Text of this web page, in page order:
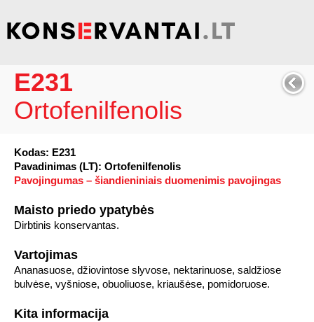
E231
Ortofenilfenolis
Kodas: E231
Pavadinimas (LT): Ortofenilfenolis
Pavojingumas – šiandieniniais duomenimis pavojingas
Maisto priedo ypatybės
Dirbtinis konservantas.
Vartojimas
Ananasuose, džiovintose slyvose, nektarinuose, saldžiose
bulvėse, vyšniose, obuoliuose, kriaušėse, pomidoruose.
Kita informacija